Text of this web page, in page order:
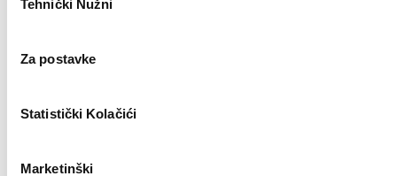
pristanka
Tehnički Nužni
Za postavke
Statistički Kolačići
Marketinški
Novo